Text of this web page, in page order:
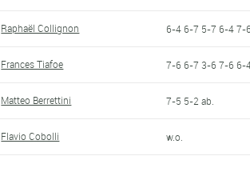
Raphaël Collignon 6-4 6-7 5-7 6-4 7-6
Frances Tiafoe 7-6 6-7 3-6 7-6 6-
Matteo Berrettini 7-5 5-2 ab.
Flavio Cobolli w.o.